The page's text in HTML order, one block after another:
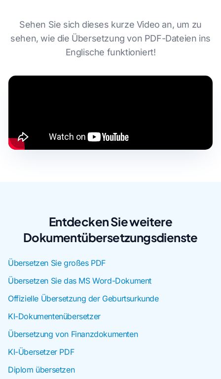
Sehen Sie sich dieses kurze Video an, um zu
sehen, wie die Übersetzung von PDF-Dateien ins
Englische funktioniert!
Entdecken Sie weitere
Dokumentübersetzungsdienste
Übersetzen Sie großes PDF
Übersetzen Sie das MS Word-Dokument
Offizielle Übersetzung der Geburtsurkunde
KI-Dokumentenübersetzer
Übersetzung von Finanzdokumenten
KI-Übersetzer PDF
Diplom übersetzen